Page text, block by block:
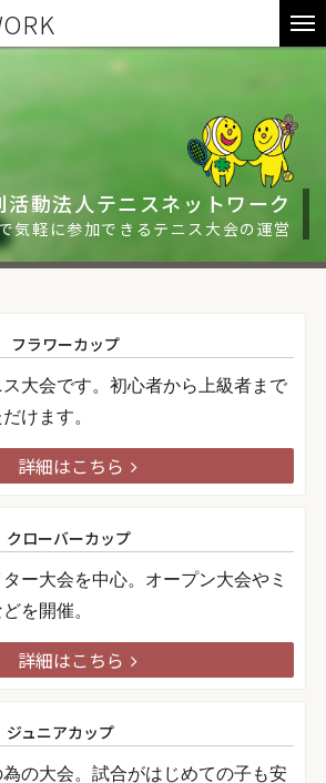
活動法人テニスネットワーク
気軽に参加できるテニス大会の運営
フラワーカップ
大会です。初心者から上級者まで
けます。
詳細はこちら
クローバーカップ
ー大会を中心。オープン大会やミ
を開催。
詳細はこちら
ジュニアカップ
の大会。試合がはじめての子も安